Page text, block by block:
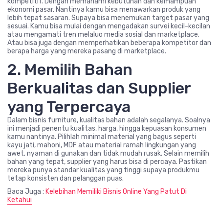
ekonomi pasar. Nantinya kamu bisa menawarkan produk yang
lebih tepat sasaran. Supaya bisa menemukan target pasar yang
sesuai. Kamu bisa mulai dengan mengadakan survei kecil-kecilan
atau mengamati tren melaluo media sosial dan marketplace.
Atau bisa juga dengan memperhatikan beberapa kompetitor dan
berapa harga yang mereka pasang di marketplace.
2. Memilih Bahan
Berkualitas dan Supplier
yang Terpercaya
Dalam bisnis furniture, kualitas bahan adalah segalanya. Soalnya
ini menjadi penentu kualitas, harga, hingga kepuasan konsumen
kamu nantinya. Pilihlah minimal material yang bagus seperti
kayu jati, mahoni, MDF atau material ramah lingkungan yang
awet, nyaman di gunakan dan tidak mudah rusak. Selain memilih
bahan yang tepat, supplier yang harus bisa di percaya. Pastikan
mereka punya standar kualitas yang tinggi supaya produkmu
tetap konsisten dan pelanggan puas.
Baca Juga : Kelebihan Memiliki Bisnis Online Yang Patut Di
Ketahui